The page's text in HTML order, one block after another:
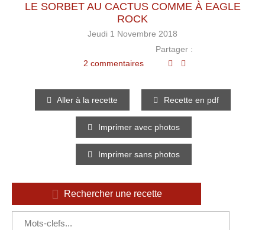
LE SORBET AU CACTUS COMME À EAGLE
ROCK
Jeudi 1 Novembre 2018
2 commentaires
Partager :
Aller à la recette Recette en pdf
Imprimer avec photos
Imprimer sans photos
Rechercher une recette